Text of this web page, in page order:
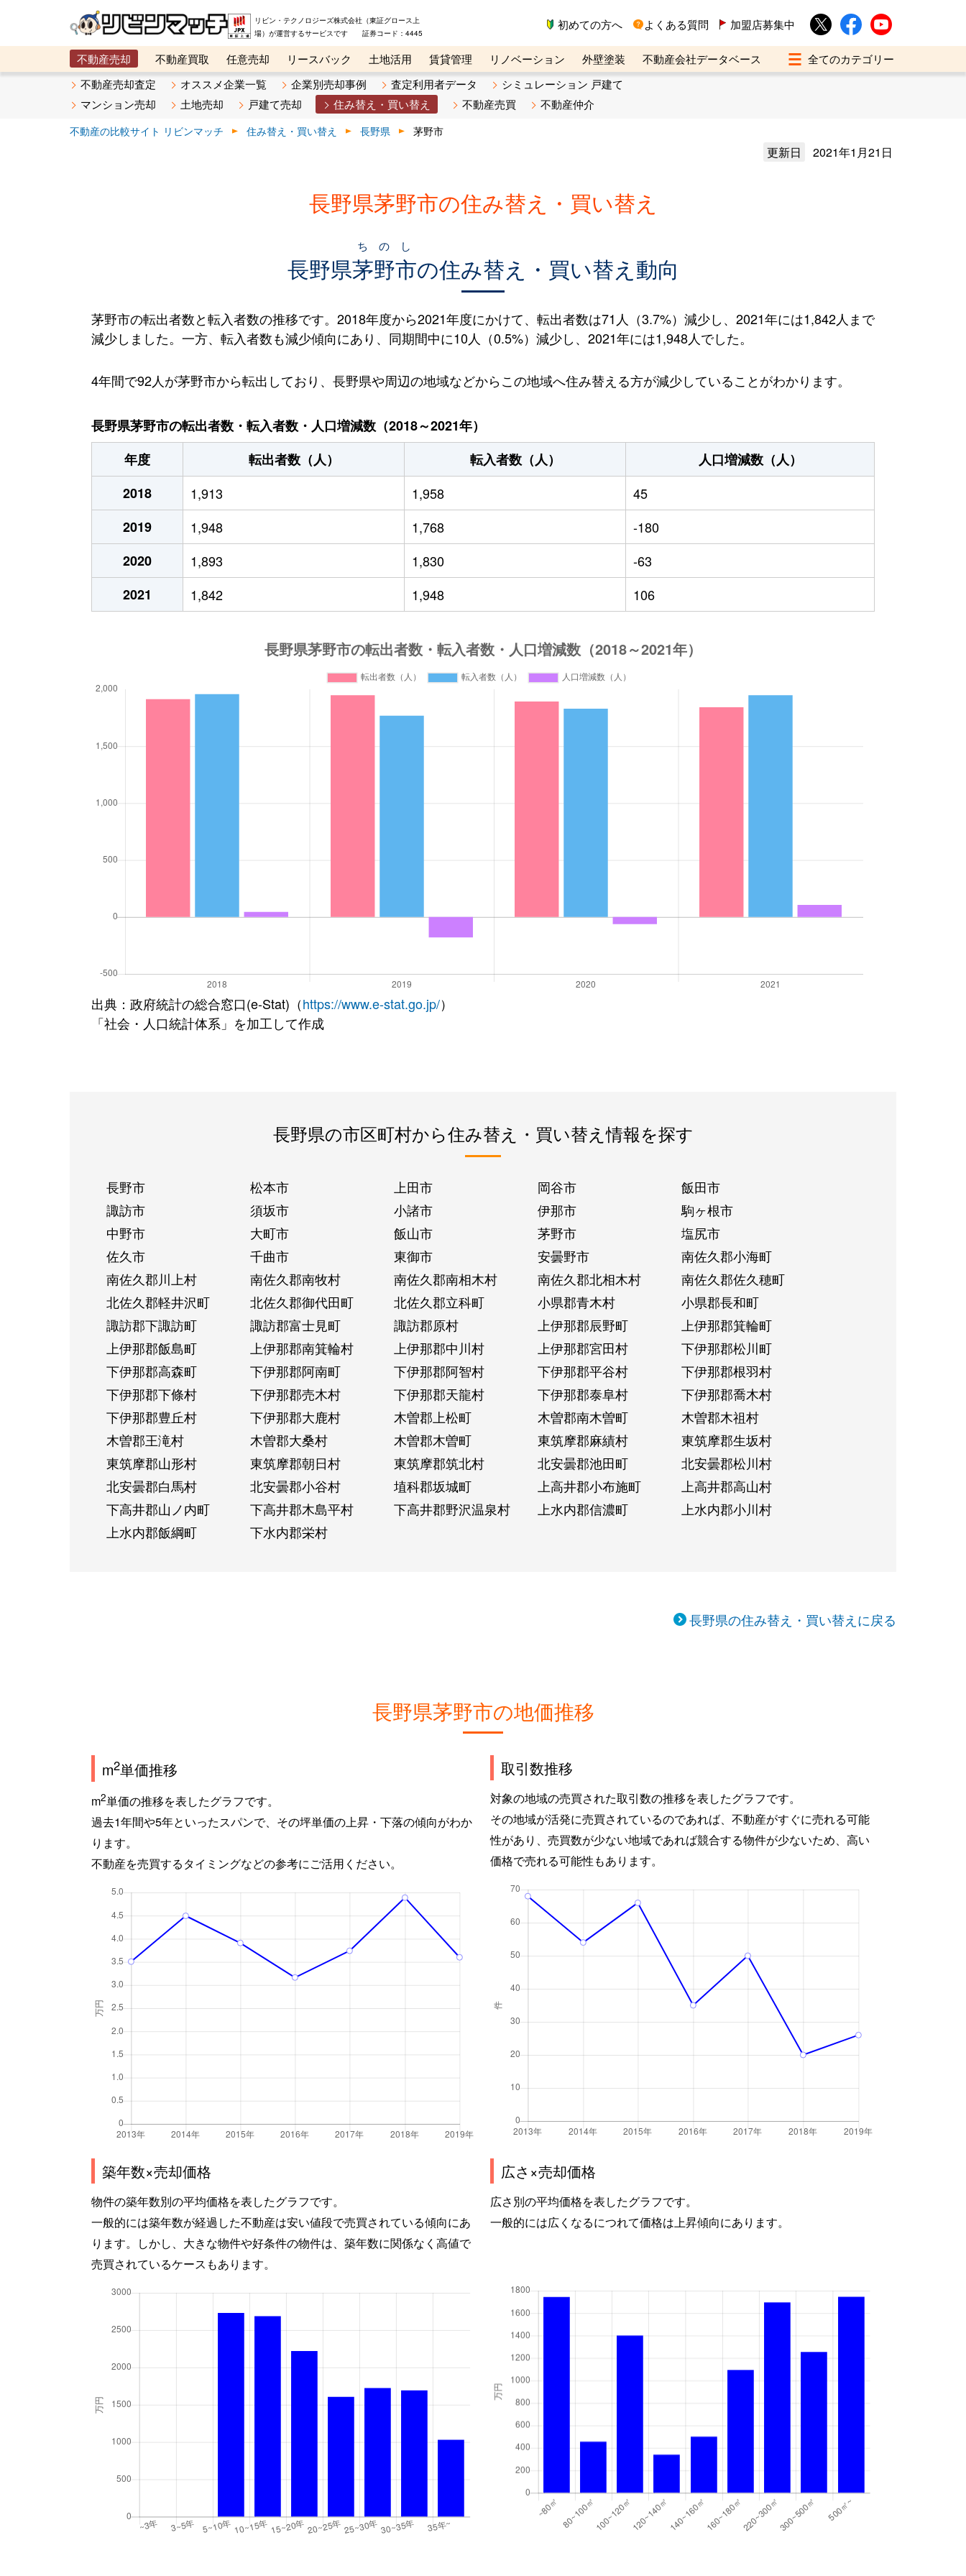
リビン・テクノロジーズ株式会社（東証グロース上
場）が運営するサービスです 証券コード：4445
初めての方へ よくある質問 加盟店募集中
不動産売却 不動産買取 任意売却 リースバック 土地活用 賃貸管理 リノベーション 外壁塗装
不動産会社データベース
メタ住宅展示場
ベスト不動産カンパニー オンライン講座 リビンマガジンBiz 不動産売却ご相談デスク
不動産売却査定 オススメ企業一覧 企業別売却事例 査定利用者データ
シミュレーション 戸建て
マンション売却
土地売却 戸建て売却 住み替え・買い替え 不動産売買 不動産仲介
不動産の比較サイト リビンマッチ 住み替え・買い替え 長野県 茅野市
更新日 2021年1月21日
長野県茅野市の住み替え・買い替え
長野県茅野市
ちのし
の住み替え・買い替え動向
茅野市の転出者数と転入者数の推移です。2018年度から2021年度にかけて、転出者数は71人（3.7%）減少し、2021年には1,842人まで
減少しました。一方、転入者数も減少傾向にあり、同期間中に10人（0.5%）減少し、2021年には1,948人でした。
4年間で92人が茅野市から転出しており、長野県や周辺の地域などからこの地域へ住み替える方が減少していることがわかります。
長野県茅野市の転出者数・転入者数・人口増減数（2018～2021年）
年度
転出者数（人） 転入者数（人）
人口増減数（人）
2018
1,913 1,958
45
2019
1,948 1,768
-180
2020
1,893 1,830
-63
2021
1,842 1,948 106
出典：政府統計の総合窓口(e-Stat)（https://www.e-stat.go.jp/）
「社会・人口統計体系」を加工して作成
長野県の市区町村から住み替え・買い替え情報を探す
長野市 松本市 上田市 岡谷市
飯田市
諏訪市
須坂市 小諸市 伊那市
駒ヶ根市
中野市
大町市 飯山市 茅野市
塩尻市
佐久市
千曲市 東御市 安曇野市
南佐久郡小海町
南佐久郡川上村
南佐久郡南牧村 南佐久郡南相木村 南佐久郡北相木村
南佐久郡佐久穂町
北佐久郡軽井沢町
北佐久郡御代田町 北佐久郡立科町 小県郡青木村
小県郡長和町
諏訪郡下諏訪町
諏訪郡富士見町 諏訪郡原村 上伊那郡辰野町
上伊那郡箕輪町
上伊那郡飯島町
上伊那郡南箕輪村 上伊那郡中川村 上伊那郡宮田村
下伊那郡松川町
下伊那郡高森町
下伊那郡阿南町 下伊那郡阿智村 下伊那郡平谷村
下伊那郡根羽村
下伊那郡下條村
下伊那郡売木村 下伊那郡天龍村 下伊那郡泰阜村
下伊那郡喬木村
下伊那郡豊丘村
下伊那郡大鹿村 木曽郡上松町 木曽郡南木曽町
木曽郡木祖村
木曽郡王滝村
木曽郡大桑村 木曽郡木曽町 東筑摩郡麻績村
東筑摩郡生坂村
東筑摩郡山形村
東筑摩郡朝日村 東筑摩郡筑北村 北安曇郡池田町
北安曇郡松川村
北安曇郡白馬村
北安曇郡小谷村 埴科郡坂城町 上高井郡小布施町
上高井郡高山村
下高井郡山ノ内町
下高井郡木島平村 下高井郡野沢温泉村 上水内郡信濃町
上水内郡小川村
上水内郡飯綱町
下水内郡栄村
長野県の住み替え・買い替えに戻る
長野県茅野市の地価推移
m2単価推移
m2単価の推移を表したグラフです。
過去1年間や5年といったスパンで、その坪単価の上昇・下落の傾向がわか
ります。
不動産を売買するタイミングなどの参考にご活用ください。
取引数推移
対象の地域の売買された取引数の推移を表したグラフです。
その地域が活発に売買されているのであれば、不動産がすぐに売れる可能
性があり、売買数が少ない地域であれば競合する物件が少ないため、高い
価格で売れる可能性もあります。
築年数×売却価格
物件の築年数別の平均価格を表したグラフです。
一般的には築年数が経過した不動産は安い値段で売買されている傾向にあ
ります。しかし、大きな物件や好条件の物件は、築年数に関係なく高値で
売買されているケースもあります。
広さ×売却価格
広さ別の平均価格を表したグラフです。
一般的には広くなるにつれて価格は上昇傾向にあります。